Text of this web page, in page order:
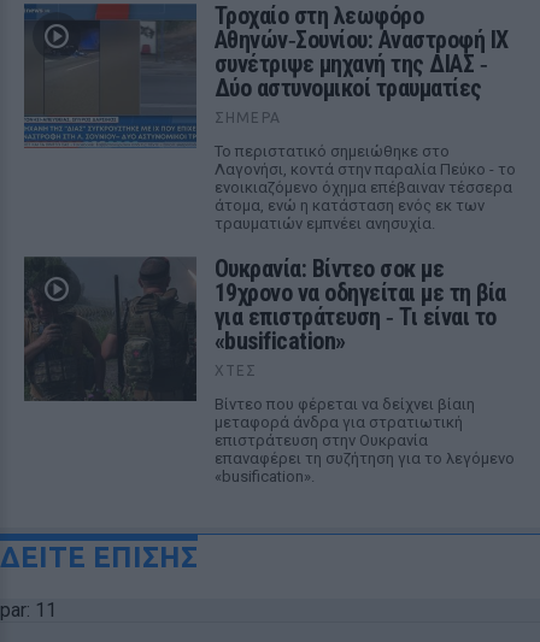
Τροχαίο στη λεωφόρο
Αθηνών‑Σουνίου: Αναστροφή ΙΧ
συνέτριψε μηχανή της ΔΙΑΣ ‑
Δύο αστυνομικοί τραυματίες
ΣΉΜΕΡΑ
Το περιστατικό σημειώθηκε στο
Λαγονήσι, κοντά στην παραλία Πεύκο - το
ενοικιαζόμενο όχημα επέβαιναν τέσσερα
άτομα, ενώ η κατάσταση ενός εκ των
τραυματιών εμπνέει ανησυχία.
Ουκρανία: Βίντεο σοκ με
19χρονο να οδηγείται με τη βία
για επιστράτευση ‑ Τι είναι το
«busification»
ΧΤΕΣ
Βίντεο που φέρεται να δείχνει βίαιη
μεταφορά άνδρα για στρατιωτική
επιστράτευση στην Ουκρανία
επαναφέρει τη συζήτηση για το λεγόμενο
«busification».
ΔΕΙΤΕ ΕΠΙΣΗΣ
par: 11